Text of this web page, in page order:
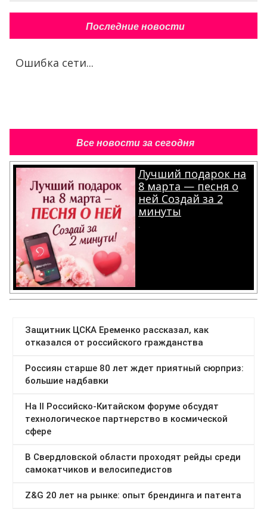
Последние новости
Ошибка сети...
Все новости за сегодня
Лучший подарок на
8 марта — песня о
ней Создай за 2
минуты
.